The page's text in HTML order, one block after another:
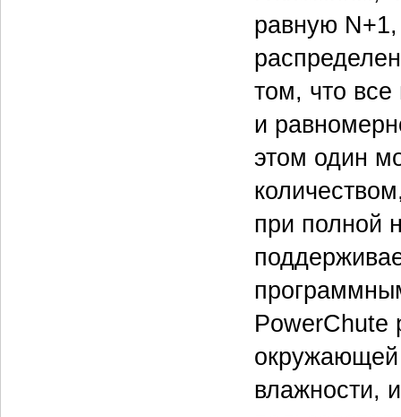
равную N+1,
том, что
и
этом один
при полной
PowerChute
окружающей
влажности,